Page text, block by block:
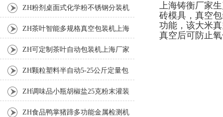
上海铸衡厂家
砖模具，真空
功能，该大米
真空后可防止
ZH粉剂桌面式化学粉不锈钢分装机
ZH茶叶智能多规格真空包装机上海
厂家 ZH可定制茶叶自动包装机上海厂家
ZH颗粒塑料半自动5-25公斤定量包
装机 ZH调味品小瓶胡椒盐25克粉末灌装
ZH食品鸭掌猪蹄多功能金属检测机